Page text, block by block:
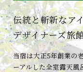
伝統と斬新なア
デザイナーズ旅
当宿は大正5年創業の
ーアルした全室露天風